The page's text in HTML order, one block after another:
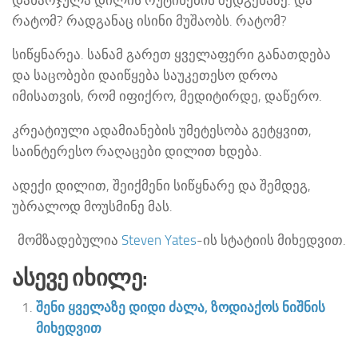
რატომ? რადგანაც ისინი მუშაობს. რატომ?
სიწყნარეა. სანამ გარეთ ყველაფერი განათდება
და საცობები დაიწყება საუკეთესო დროა
იმისათვის, რომ იფიქრო, მედიტირდე, დაწერო.
კრეატიული ადამიანების უმეტესობა გეტყვით,
საინტერესო რაღაცები დილით ხდება.
ადექი დილით, შეიქმენი სიწყნარე და შემდეგ,
უბრალოდ მოუსმინე მას.
მომზადებულია Steven Yates-ის სტატიის მიხედვით.
Ასევე Იხილე:
შენი ყველაზე დიდი ძალა, ზოდიაქოს ნიშნის
მიხედვით